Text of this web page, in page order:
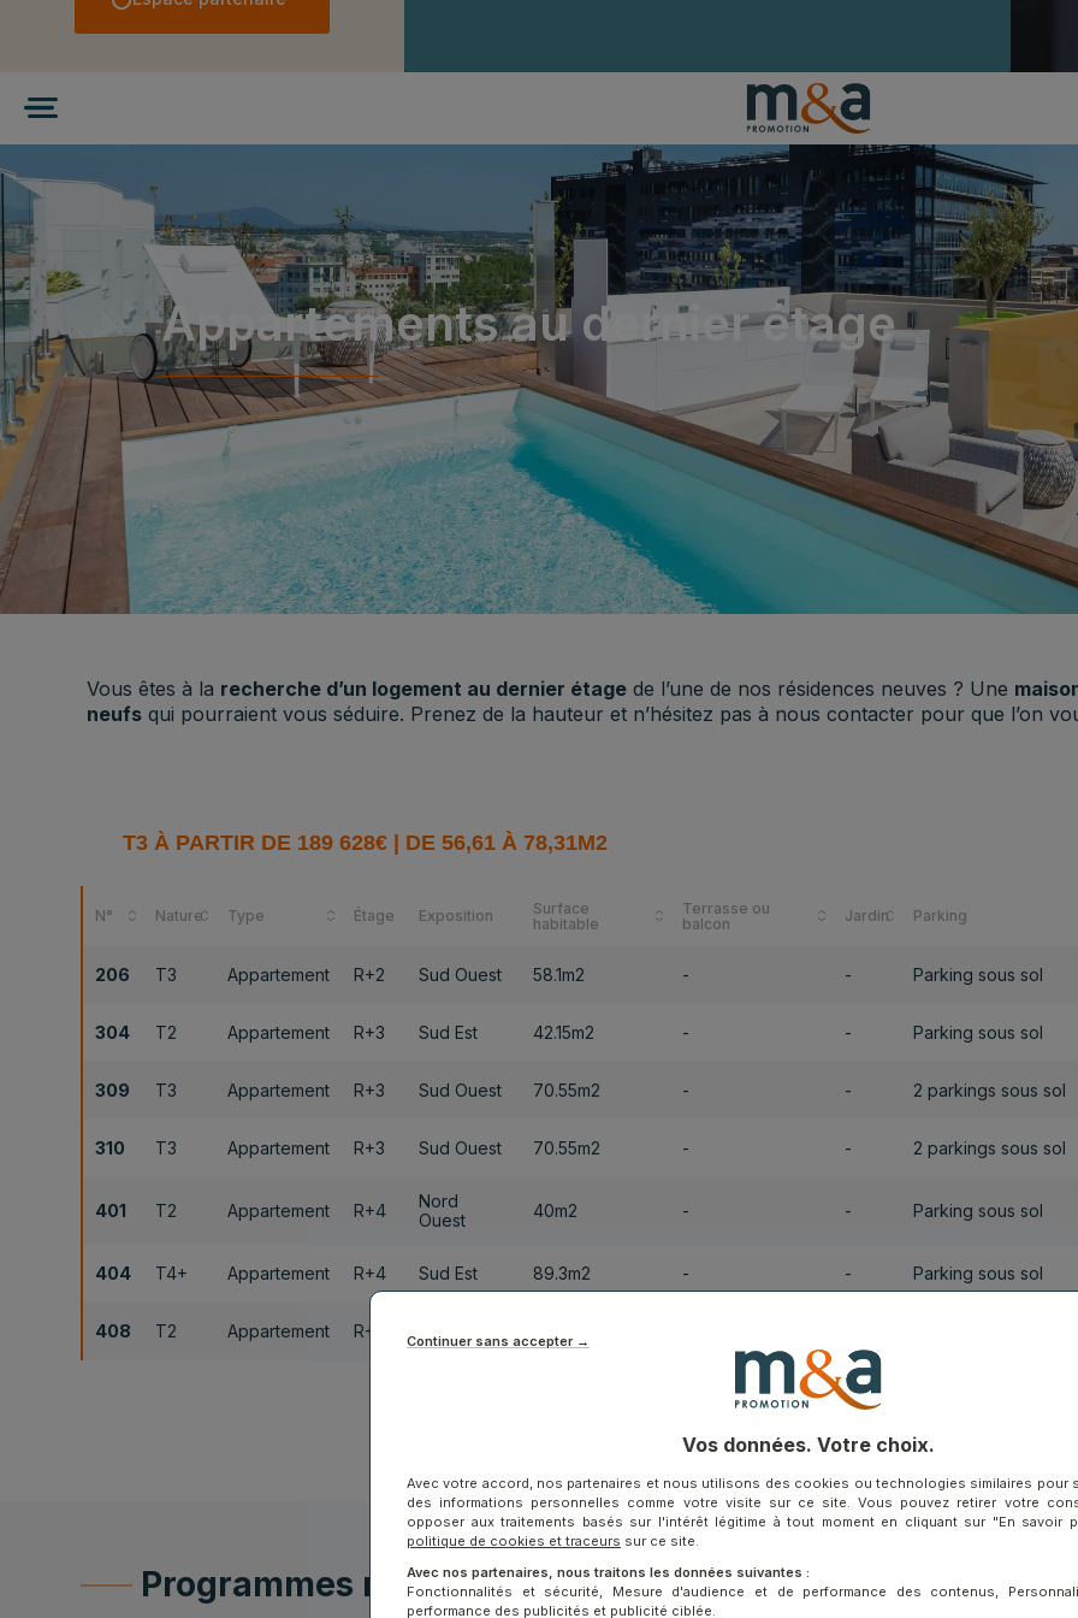
Appartements au dernier étage
Vous êtes à la recherche d’un logement au dernier étage de l’une de nos résidences neuves ? Une
neufs qui pourraient vous séduire. Prenez de la hauteur et n’hésitez pas à nous contacter pour que l’on
T3 À PARTIR DE 189 628€ | DE 56,61 À 78,31M2
N° Nature Type Étage Exposition
Surface
habitable
Terrasse ou
balcon
Jardin Parking
206 T3 Appartement R+2 Sud Ouest 58.1m2 - - Parking sous sol
304 T2 Appartement R+3 Sud Est 42.15m2 - - Parking sous sol
309 T3 Appartement R+3 Sud Ouest 70.55m2 - - 2 parkings sous sol
310 T3 Appartement R+3 Sud Ouest 70.55m2 - - 2 parkings sous sol
401 T2 Appartement R+4
Nord
Ouest
40m2 - - Parking sous sol
404 T4+ Appartement R+4 Sud Est 89.3m2 - - Parking sous sol
408 T2 Appartement R+4
Charger plus
Programmes neufs
Continuer sans accepter →
Vos données. Votre choix.
Avec votre accord, nos partenaires et nous utilisons des cookies ou technologies similaires pour
des informations personnelles comme votre visite sur ce site. Vous pouvez retirer votre
opposer aux traitements basés sur l'intérêt légitime à tout moment en cliquant sur "En savoir
politique de cookies et traceurs sur ce site.
Avec nos partenaires, nous traitons les données suivantes :
Fonctionnalités et sécurité, Mesure d'audience et de performance des contenus,
performance des publicités et publicité ciblée.